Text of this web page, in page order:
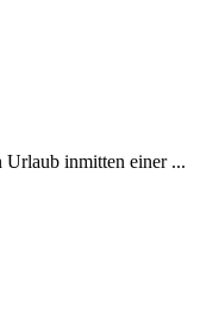
Urlaub inmitten einer ...